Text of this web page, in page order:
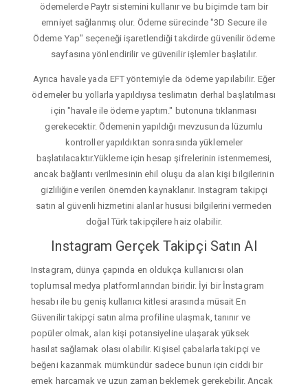
ödemelerde Paytr sistemini kullanır ve bu biçimde tam bir
emniyet sağlanmış olur. Ödeme sürecinde "3D Secure ile
Ödeme Yap" seçeneği işaretlendiği takdirde güvenilir ödeme
sayfasına yönlendirilir ve güvenilir işlemler başlatılır.
Ayrıca havale yada EFT yöntemiyle da ödeme yapılabilir. Eğer
ödemeler bu yollarla yapıldıysa teslimatın derhal başlatılması
için "havale ile ödeme yaptım." butonuna tıklanması
gerekecektir. Ödemenin yapıldığı mevzusunda lüzumlu
kontroller yapıldıktan sonrasında yüklemeler
başlatılacaktır.Yükleme için hesap şifrelerinin istenmemesi,
ancak bağlantı verilmesinin ehil oluşu da alan kişi bilgilerinin
gizliliğine verilen önemden kaynaklanır. Instagram takipçi
satın al güvenli hizmetini alanlar hususi bilgilerini vermeden
doğal Türk takipçilere haiz olabilir.
Instagram Gerçek Takipçi Satın Al
Instagram, dünya çapında en oldukça kullanıcısı olan
toplumsal medya platformlarından biridir. İyi bir İnstagram
hesabı ile bu geniş kullanıcı kitlesi arasında müsait En
Güvenilir takipçi satın alma profiline ulaşmak, tanınır ve
popüler olmak, alan kişi potansiyeline ulaşarak yüksek
hasılat sağlamak olası olabilir. Kişisel çabalarla takipçi ve
beğeni kazanmak mümkündür sadece bunun için ciddi bir
emek harcamak ve uzun zaman beklemek gerekebilir. Ancak